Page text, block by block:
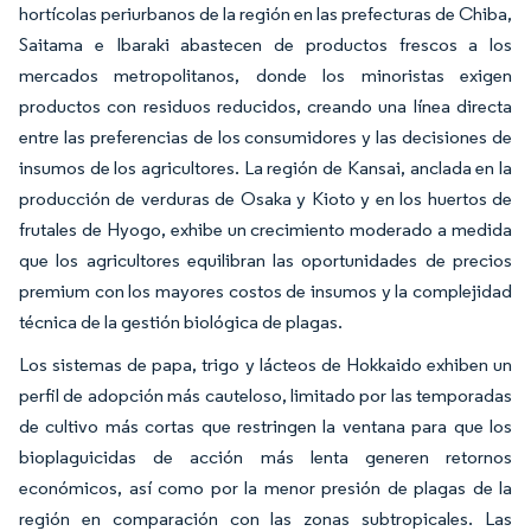
hortícolas periurbanos de la región en las prefecturas de Chiba,
Saitama e Ibaraki abastecen de productos frescos a los
mercados metropolitanos, donde los minoristas exigen
productos con residuos reducidos, creando una línea directa
entre las preferencias de los consumidores y las decisiones de
insumos de los agricultores. La región de Kansai, anclada en la
producción de verduras de Osaka y Kioto y en los huertos de
frutales de Hyogo, exhibe un crecimiento moderado a medida
que los agricultores equilibran las oportunidades de precios
premium con los mayores costos de insumos y la complejidad
técnica de la gestión biológica de plagas.
Los sistemas de papa, trigo y lácteos de Hokkaido exhiben un
perfil de adopción más cauteloso, limitado por las temporadas
de cultivo más cortas que restringen la ventana para que los
bioplaguicidas de acción más lenta generen retornos
económicos, así como por la menor presión de plagas de la
región en comparación con las zonas subtropicales. Las